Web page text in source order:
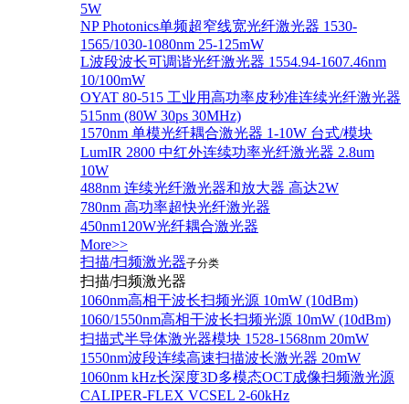
5W
NP Photonics单频超窄线宽光纤激光器 1530-
1565/1030-1080nm 25-125mW
L波段波长可调谐光纤激光器 1554.94-1607.46nm
10/100mW
OYAT 80-515 工业用高功率皮秒准连续光纤激光器
515nm (80W 30ps 30MHz)
1570nm 单模光纤耦合激光器 1-10W 台式/模块
LumIR 2800 中红外连续功率光纤激光器 2.8um
10W
488nm 连续光纤激光器和放大器 高达2W
780nm 高功率超快光纤激光器
450nm120W光纤耦合激光器
More>>
扫描/扫频激光器子分类
扫描/扫频激光器
1060nm高相干波长扫频光源 10mW (10dBm)
1060/1550nm高相干波长扫频光源 10mW (10dBm)
扫描式半导体激光器模块 1528-1568nm 20mW
1550nm波段连续高速扫描波长激光器 20mW
1060nm kHz长深度3D多模态OCT成像扫频激光源
CALIPER-FLEX VCSEL 2-60kHz